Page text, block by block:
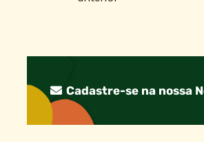
Cadastre-se na nossa